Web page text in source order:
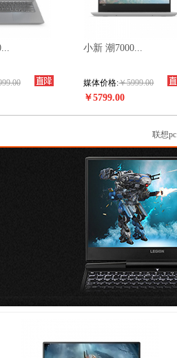
小新 潮7000...
媒体价格:￥5999.00
￥5799.00
联想pc